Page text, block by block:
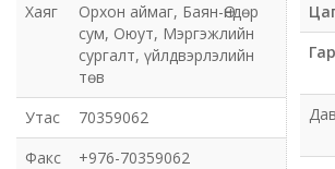
Хот тохижуулах газар
Орхон аймаг Шуудан үйлчилгээний
Биеийн тамир, спортын газар
Хаяг
Орхон аймаг, Баян-Өндөр
сум, Оюут, Мэргэжлийн
сургалт, үйлдвэрлэлийн
төв
Утас
70359062
Факс
+976-70359062